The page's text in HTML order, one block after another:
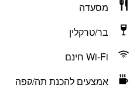
מסעדה
בר/טרקלין
Wi-Fi חינם
אמצעים להכנת תה/קפה